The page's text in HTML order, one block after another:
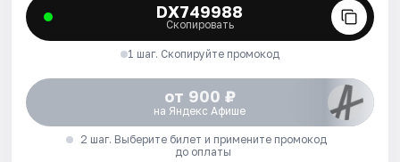
DX749988
Скопировать
1 шаг. Скопируйте промокод
от 900 ₽
на Яндекс Афише
2 шаг. Выберите билет и примените промокод
до оплаты